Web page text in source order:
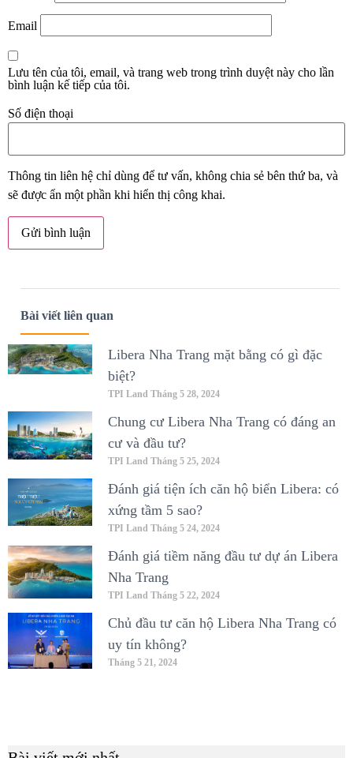
Email
Lưu tên của tôi, email, và trang web trong trình duyệt này cho lần
bình luận kế tiếp của tôi.
Số điện thoại
Thông tin liên hệ chỉ dùng để tư vấn, không chia sẻ bên thứ ba, và
sẽ được ẩn một phần khi hiển thị công khai.
Bài viết liên quan
Libera Nha Trang mặt bằng có gì đặc
biệt?
TPI Land Tháng 5 28, 2024
Chung cư Libera Nha Trang có đáng an
cư và đầu tư?
TPI Land Tháng 5 25, 2024
Đánh giá tiện ích căn hộ biển Libera: có
xứng tầm 5 sao?
TPI Land Tháng 5 24, 2024
Đánh giá tiềm năng đầu tư dự án Libera
Nha Trang
TPI Land Tháng 5 22, 2024
Chủ đầu tư căn hộ Libera Nha Trang có
uy tín không?
Tháng 5 21, 2024